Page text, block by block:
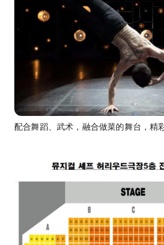
配合舞蹈、武术，融合做菜的舞台，精